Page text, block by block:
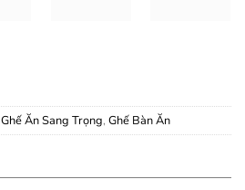
Ghế Ăn Sang Trọng, Ghế Bàn Ăn